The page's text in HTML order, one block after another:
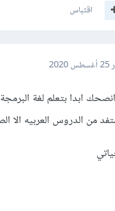
اقتباس
25 أغسطس 2020
ابدا بتعلم لغة
من الدروس العربيه الا